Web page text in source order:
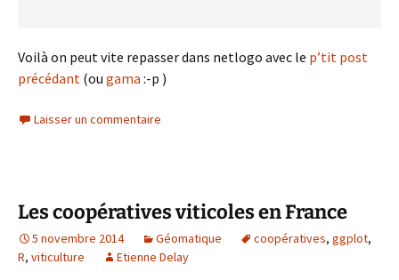
Voilà on peut vite repasser dans netlogo avec le p’tit post
précédant (ou gama :-p )
Laisser un commentaire
Les coopératives viticoles en France
5 novembre 2014 Géomatique coopératives, ggplot,
R, viticulture Etienne Delay